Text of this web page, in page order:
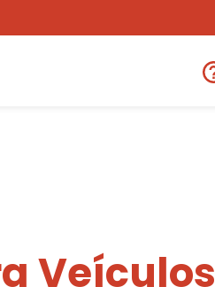
Veículos